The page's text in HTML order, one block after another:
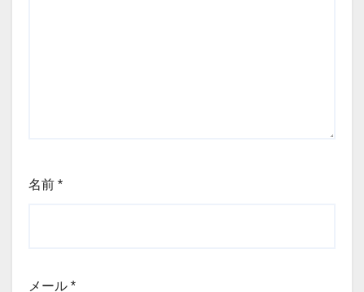
名前 *
メール *